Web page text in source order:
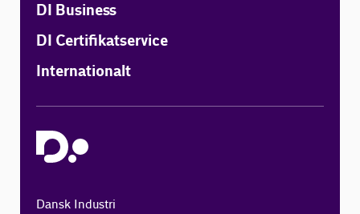
DI Business
DI Certifikatservice
Internationalt
Dansk Industri